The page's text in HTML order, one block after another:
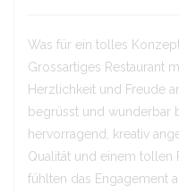
Was für ein tolles
Grossartiges Restaurant
Herzlichkeit und Freude
begrüsst und wunderbar
hervorragend, kreativ
Qualität und einem tollen
fühlten das Engagement